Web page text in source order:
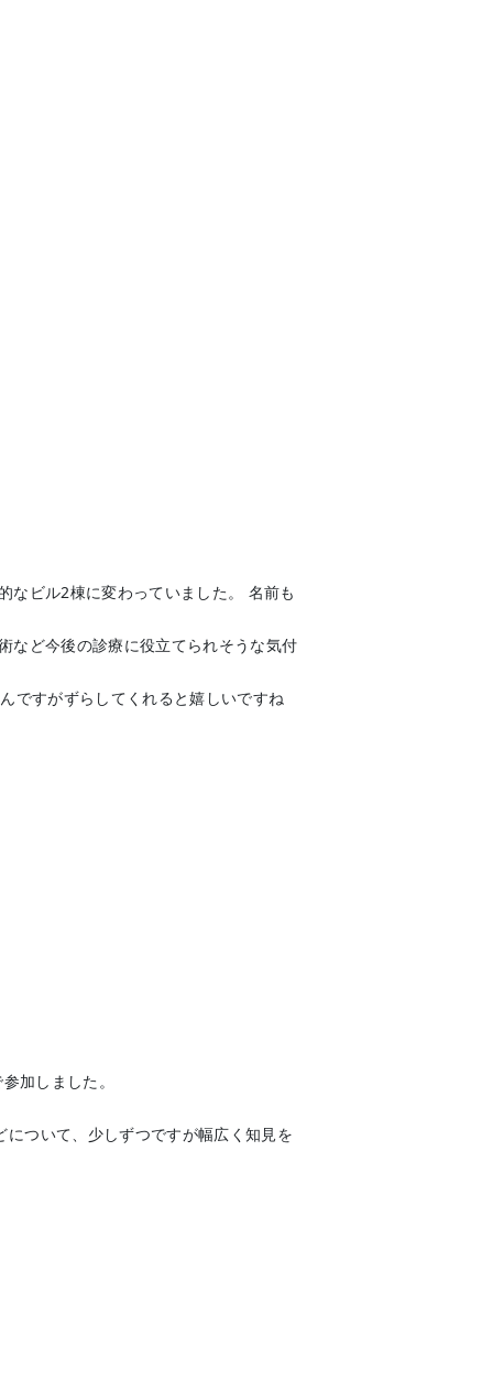
なビル2棟に変わっていました。 名前も
など今後の診療に役立てられそうな気付
ですがずらしてくれると嬉しいですね
加しました。
ついて、少しずつですが幅広く知見を